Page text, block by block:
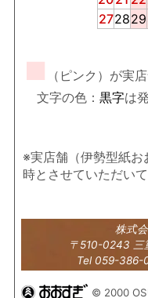
272829
■
（ピンク）が実
文字の色： 黒字は
※実店舗（伊勢型紙お
時とさせていただいて
株式
〒510-0243 三
Tel 059-
© 2000